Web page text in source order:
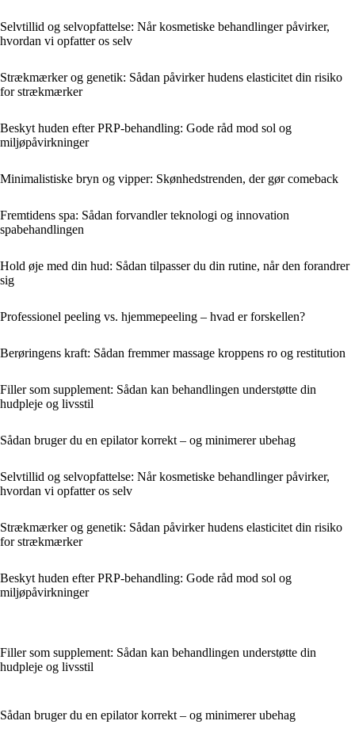
Selvtillid og selvopfattelse: Når kosmetiske behandlinger påvirker,
hvordan vi opfatter os selv
Strækmærker og genetik: Sådan påvirker hudens elasticitet din risiko
for strækmærker
Beskyt huden efter PRP-behandling: Gode råd mod sol og
miljøpåvirkninger
Minimalistiske bryn og vipper: Skønhedstrenden, der gør comeback
Fremtidens spa: Sådan forvandler teknologi og innovation
spabehandlingen
Hold øje med din hud: Sådan tilpasser du din rutine, når den forandrer
sig
Professionel peeling vs. hjemmepeeling – hvad er forskellen?
Berøringens kraft: Sådan fremmer massage kroppens ro og restitution
Filler som supplement: Sådan kan behandlingen understøtte din
hudpleje og livsstil
Sådan bruger du en epilator korrekt – og minimerer ubehag
Selvtillid og selvopfattelse: Når kosmetiske behandlinger påvirker,
hvordan vi opfatter os selv
Strækmærker og genetik: Sådan påvirker hudens elasticitet din risiko
for strækmærker
Beskyt huden efter PRP-behandling: Gode råd mod sol og
miljøpåvirkninger
Filler som supplement: Sådan kan behandlingen understøtte din
hudpleje og livsstil
Sådan bruger du en epilator korrekt – og minimerer ubehag